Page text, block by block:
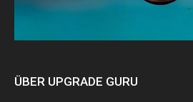
ÜBER UPGRADE GURU